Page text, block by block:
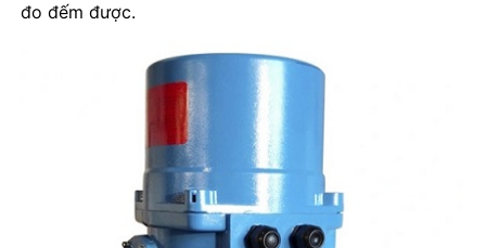
đo đếm được.